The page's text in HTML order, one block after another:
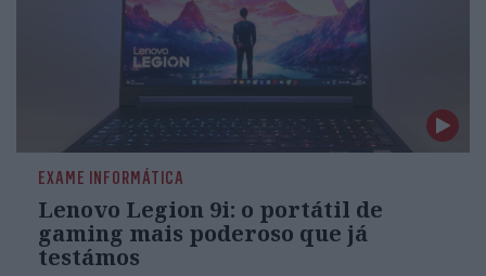
EXAME INFORMÁTICA
Lenovo Legion 9i: o portátil de
gaming mais poderoso que já
testámos